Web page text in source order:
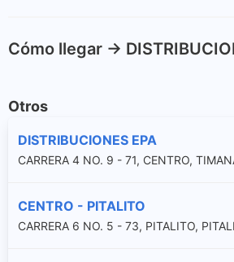
Cómo llegar ->
Otros
DISTRIBUCIONES EPA
CARRERA 4 NO. 9 - 71, CENTRO,
CENTRO - PITALITO
CARRERA 6 NO. 5 - 73, PITALITO,